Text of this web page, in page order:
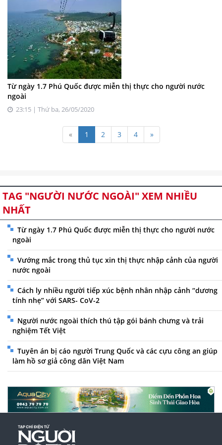
Từ ngày 1.7 Phú Quốc được miễn thị thực cho người nước
ngoài
23:15 | Thứ ba, 26/05/2020
« 1 2 3 4 »
TAG "NGƯỜI NƯỚC NGOÀI" XEM NHIỀU
NHẤT
Từ ngày 1.7 Phú Quốc được miễn thị thực cho người nước
ngoài
Vướng mắc trong thủ tục xin thị thực nhập cảnh của người
nước ngoài
Cách ly nhiều người tiếp xúc bệnh nhân nhập cảnh “dương
tính nhẹ” với SARS- CoV-2
Người nước ngoài thích thú tập gói bánh chưng và trải
nghiệm Tết Việt
Tuyên án bị cáo người Trung Quốc và các cựu công an giúp
làm hồ sơ giả công dân Việt Nam